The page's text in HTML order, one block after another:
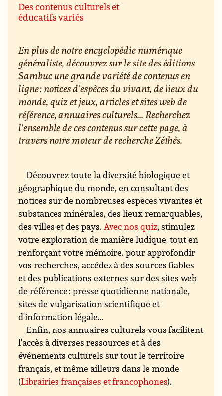
Des contenus culturels et
éducatifs variés
En plus de notre encyclopédie numérique
généraliste, découvrez sur le site des éditions
Sambuc une grande variété de contenus en
ligne : notices d'espèces du vivant, de lieux du
monde, quiz et jeux, articles et sites web de
référence, annuaires culturels... Recherchez
l'ensemble de ces contenus sur cette page, à
travers notre moteur de recherche Zéthès.
Découvrez toute la diversité biologique et
géographique du monde, en consultant des
notices sur de nombreuses espèces vivantes et
substances minérales, des lieux remarquables,
des villes et des pays.Avec nos quiz, stimulez
votre exploration de manière ludique, tout en
renforçant votre mémoire. pour approfondir
vos recherches, accédez à des sources fiables
et des publications externes sur des sites web
de référence : presse quotidienne nationale,
sites de vulgarisation scientifique et
d'information légale...
Enfin, nos annuaires culturels vous facilitent
l'accès à diverses ressources et à des
événements culturels sur tout le territoire
français, et même ailleurs dans le monde
(Librairies françaises et francophones).